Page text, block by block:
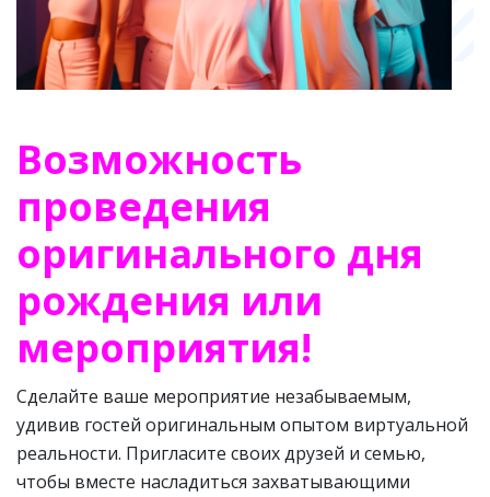
Возможность
проведения
оригинального дня
рождения или
мероприятия!
Сделайте ваше мероприятие незабываемым,
удивив гостей оригинальным опытом виртуальной
реальности. Пригласите своих друзей и семью,
чтобы вместе насладиться захватывающими